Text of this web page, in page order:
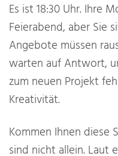
Es ist 18:30 Uhr. Ihre
Feierabend, aber Sie
Angebote müssen
warten auf Antwort,
zum neuen Projekt
Kreativität.
Kommen Ihnen diese
sind nicht allein. Laut